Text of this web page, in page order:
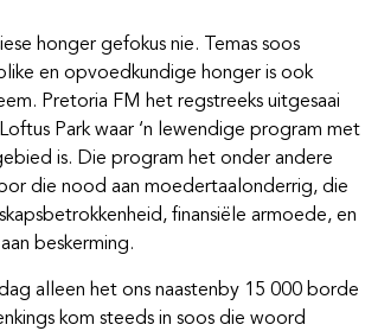
honger gefokus nie. Temas soos
en opvoedkundige honger is ook
Pretoria FM het regstreeks uitgesaai
Park waar ‘n lewendige program met
is. Die program het onder andere
die nood aan moedertaalonderrig, die
finansiële armoede, en
beskerming.
alleen het ons naastenby 15 000 borde
kom steeds in soos die woord